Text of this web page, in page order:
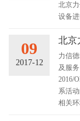
北京
设备
09
2017-12
北京
力信
及服
2016/
系活
相关环